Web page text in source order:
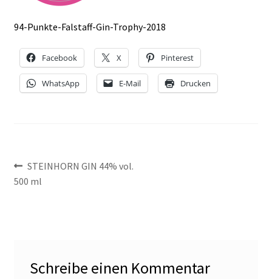
NEWSLETTER-ANMELDUNG
STEINHORN BLOG
94-Punkte-Falstaff-Gin-Trophy-2018
Facebook X Pinterest
WhatsApp E-Mail Drucken
Beitragsnavigation
Vorheriger
Beitrag:
STEINHORN GIN 44% vol.
500 ml
Schreibe einen Kommentar